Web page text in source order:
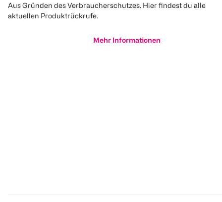
Aus Gründen des Verbraucherschutzes. Hier findest du alle
aktuellen Produktrückrufe.
Mehr Informationen